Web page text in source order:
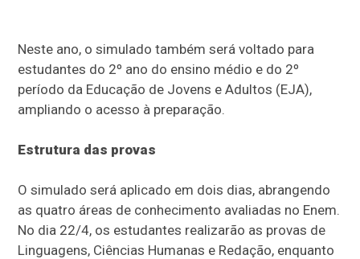
Neste ano, o simulado também será voltado para
estudantes do 2º ano do ensino médio e do 2º
período da Educação de Jovens e Adultos (EJA),
ampliando o acesso à preparação.
Estrutura das provas
O simulado será aplicado em dois dias, abrangendo
as quatro áreas de conhecimento avaliadas no Enem.
No dia 22/4, os estudantes realizarão as provas de
Linguagens, Ciências Humanas e Redação, enquanto